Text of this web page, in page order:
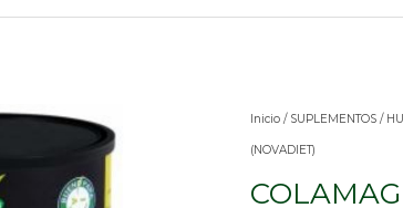
Inicio/ SUPLEMENTOS/
(NOVADIET)
COLAMAG
CALMAN
300G